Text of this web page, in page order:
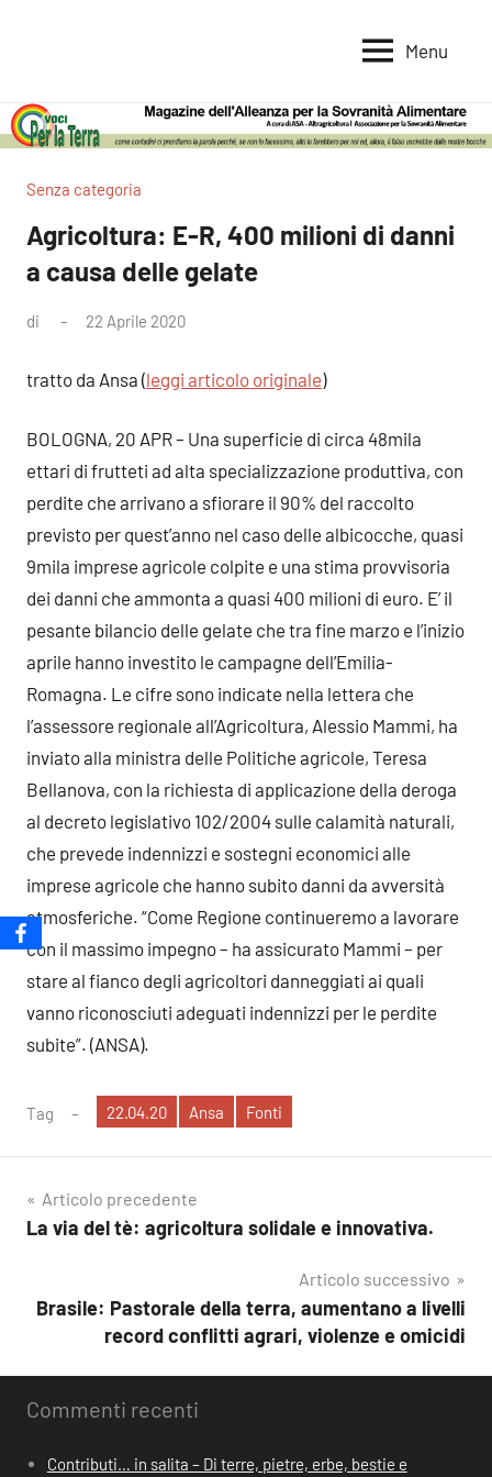
per
la
Terra
per
la
Alimentare
Menu
Senza categoria
Agricoltura: E-R, 400 milioni di danni
a causa delle gelate
di 22 Aprile 2020
tratto da Ansa (leggi articolo originale)
BOLOGNA, 20 APR – Una superficie di circa 48mila
ettari di frutteti ad alta specializzazione produttiva, con
perdite che arrivano a sfiorare il 90% del raccolto
previsto per quest’anno nel caso delle albicocche, quasi
9mila imprese agricole colpite e una stima provvisoria
dei danni che ammonta a quasi 400 milioni di euro. E’ il
pesante bilancio delle gelate che tra fine marzo e l’inizio
aprile hanno investito le campagne dell’Emilia-
Romagna. Le cifre sono indicate nella lettera che
l’assessore regionale all’Agricoltura, Alessio Mammi, ha
inviato alla ministra delle Politiche agricole, Teresa
Bellanova, con la richiesta di applicazione della deroga
al decreto legislativo 102/2004 sulle calamità naturali,
che prevede indennizzi e sostegni economici alle
imprese agricole che hanno subito danni da avversità
atmosferiche. “Come Regione continueremo a lavorare
con il massimo impegno – ha assicurato Mammi – per
stare al fianco degli agricoltori danneggiati ai quali
vanno riconosciuti adeguati indennizzi per le perdite
subite”. (ANSA).
Tag 22.04.20 Ansa Fonti
Navigazione
articoli
Articolo precedente
La via del tè: agricoltura solidale e innovativa.
Articolo successivo
Brasile: Pastorale della terra, aumentano a livelli
record conflitti agrari, violenze e omicidi
Commenti recenti
Contributi… in salita – Di terre, pietre, erbe, bestie e